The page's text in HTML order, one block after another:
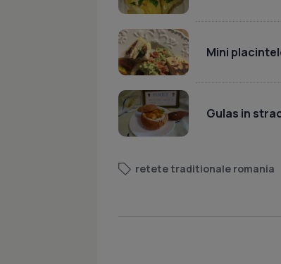
Mini
Gulas in
retete traditionale romania